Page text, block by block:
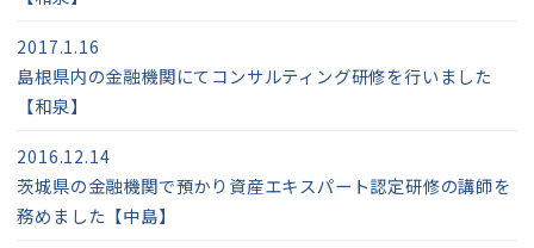
島根県内の金融機関にてコンサルティング研修を行いました
【和泉】
2017.1.16
茨城県の金融機関で預かり資産エキスパート認定研修の講師を
務めました【中島】
2016.12.14